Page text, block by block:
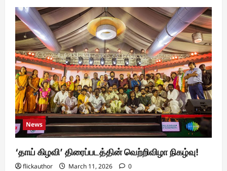
News
‘தாய் கிழவி’ திரைப்படத்தின் வெற்றிவிழா நிகழ்வு!
flickauthor March 11, 2026 0